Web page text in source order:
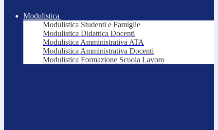
Modulistica
Modulistica Studenti e Famiglie
Modulistica Didattica Docenti
Modulistica Amministrativa ATA
Modulistica Amministrativa Docenti
Modulistica Formazione Scuola Lavoro